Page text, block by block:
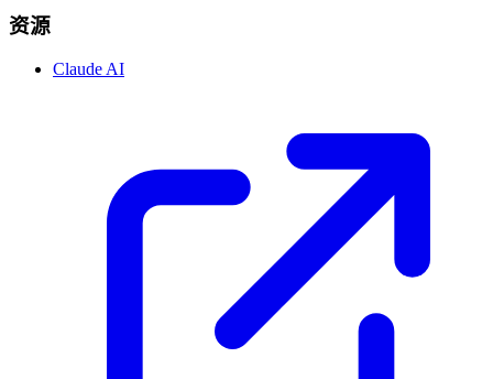
资源
Claude AI